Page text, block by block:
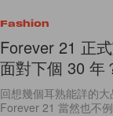
Fashion
Forever 21 正
面對下個 30 年
回想幾個耳熟能詳的
Forever 21 當然也不